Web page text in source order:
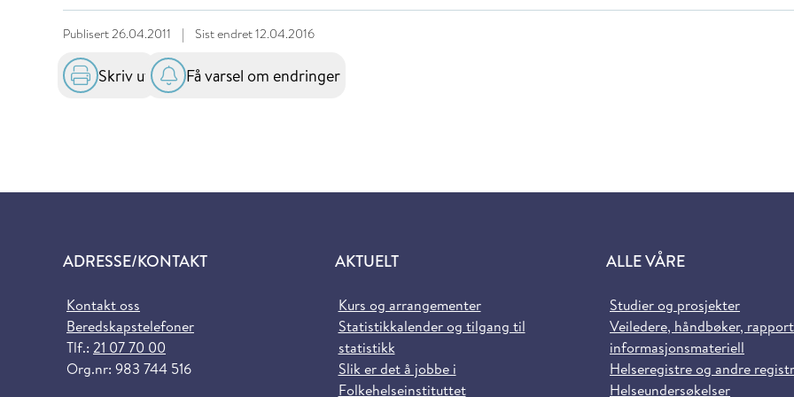
Publisert26.04.2011 | Sist endret12.04.2016
Skriv ut Få varsel om endringer
ADRESSE/KONTAKT
Kontakt oss
Beredskapstelefoner
Tlf.: 21 07 70 00
Org.nr: 983 744 516
AKTUELT
Kurs og arrangementer
Statistikkalender og tilgang til
statistikk
Slik er det å jobbe i
Folkehelseinstituttet
ALLE VÅRE
Studier og prosjekter
Veiledere, håndbøker,
informasjonsmateriell
Helseregistre og andre
Helseundersøkelser